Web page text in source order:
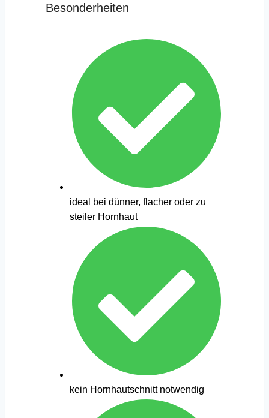
Besonderheiten
ideal bei dünner, flacher oder zu
steiler Hornhaut
kein Hornhautschnitt notwendig